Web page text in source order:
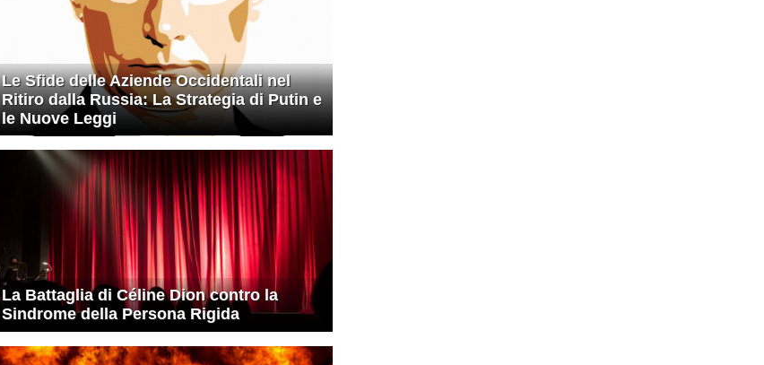
Le Sfide delle Aziende Occidentali nel
Ritiro dalla Russia: La Strategia di Putin e
le Nuove Leggi
La Battaglia di Céline Dion contro la
Sindrome della Persona Rigida